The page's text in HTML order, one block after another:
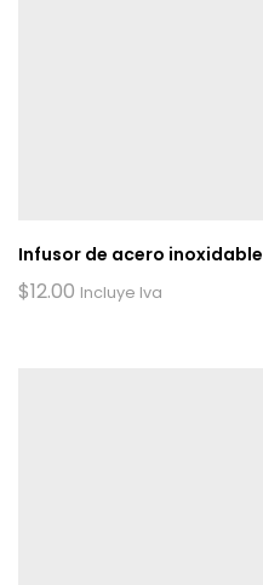
Infusor de acero inoxidable
$12.00 Incluye Iva